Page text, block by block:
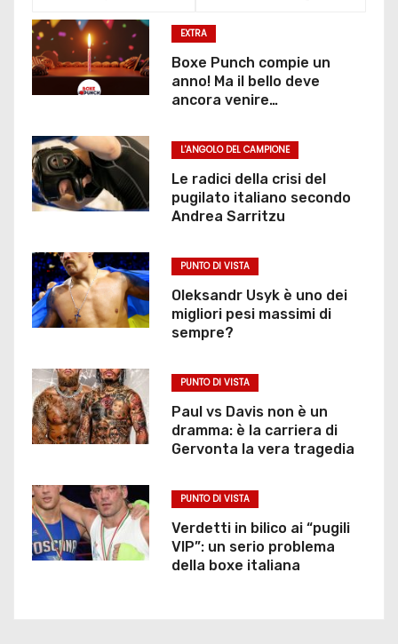
EXTRA
Boxe Punch compie un
anno! Ma il bello deve
ancora venire…
L'ANGOLO DEL CAMPIONE
Le radici della crisi del
pugilato italiano secondo
Andrea Sarritzu
PUNTO DI VISTA
Oleksandr Usyk è uno dei
migliori pesi massimi di
sempre?
PUNTO DI VISTA
Paul vs Davis non è un
dramma: è la carriera di
Gervonta la vera tragedia
PUNTO DI VISTA
Verdetti in bilico ai “pugili
VIP”: un serio problema
della boxe italiana